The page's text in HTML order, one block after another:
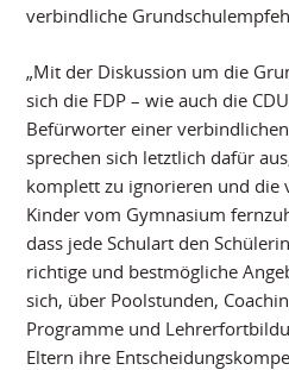
verbindliche
„Mit der Diskussion um die
sich die FDP – wie auch die
Befürworter einer
sprechen sich letztlich dafür
komplett zu ignorieren und die
Kinder vom Gymnasium
dass jede Schulart den
richtige und bestmögliche
sich, über Poolstunden,
Programme und
Eltern ihre